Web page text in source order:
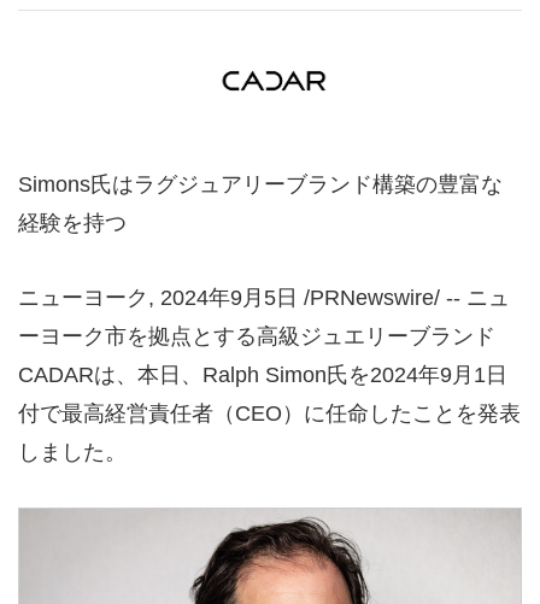
Simons氏はラグジュアリーブランド構築の豊富な
経験を持つ
ニューヨーク , 2024年9月5日 /PRNewswire/ -- ニュ
ーヨーク市を拠点とする高級ジュエリーブランド
CADARは、本日、Ralph Simon氏を2024年9月1日
付で最高経営責任者（CEO）に任命したことを発表
しました。